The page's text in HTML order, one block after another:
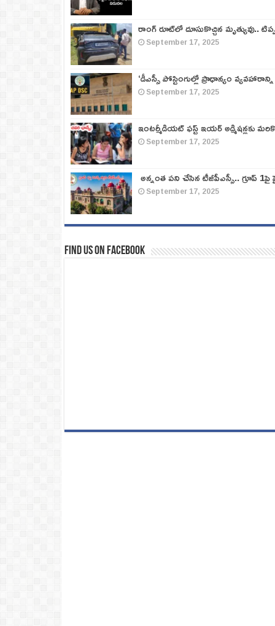
రాంగ్ రూట్‌లో దూసుకొచ్చిన మృత్యువు..
September 17, 2025
‘డీఎస్సీ పోస్టింగుల్లో ప్రాధాన్యం
September 17, 2025
ఇంటర్మీడియట్ ఫస్ట్‌ ఇయర్‌ అడ్మిషన్లకు
September 17, 2025
అన్నంత పని చేసిన టీజీపీఎస్సీ.. గ్రూప్‌
September 17, 2025
Find us on Facebook